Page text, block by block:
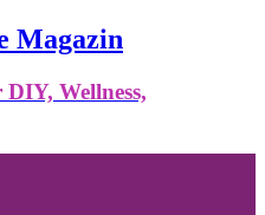
Magazin
Wellness,